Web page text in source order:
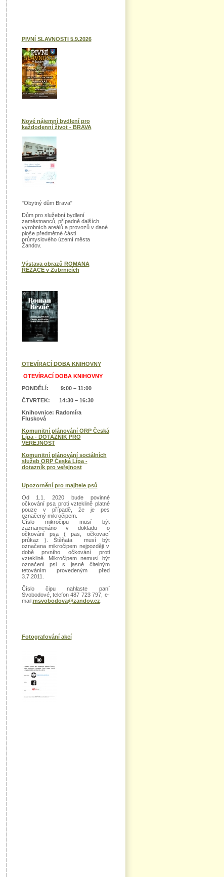
PIVNÍ SLAVNOSTI 5.9.2026
Nové nájemní bydlení pro
každodenní život - BRAVA
"Obytný dům Brava"
Dům pro služební bydlení
zaměstnanců, případně dalších
výrobních areálů a provozů v dané
ploše předmětné části
průmyslového území města
Žandov.
Výstava obrazů ROMANA
ŘEZÁČE v Zubrnicích
OTEVÍRACÍ DOBA KNIHOVNY
OTEVÍRACÍ DOBA KNIHOVNY
PONDĚLÍ: 9:00 – 11:00
ČTVRTEK: 14:30 – 16:30
Knihovnice: Radomíra
Flusková
Komunitní plánování ORP Česká
Lípa - DOTAZNÍK PRO
VEŘEJNOST
Komunitní plánování sociálních
služeb ORP Česká Lípa -
dotazník pro veřejnost
Upozornění pro majitele psů
Od 1.1. 2020 bude povinné
očkování psa proti vzteklině platné
pouze v případě, že je pes
označený mikročipem.
Číslo mikročipu musí být
zaznamenáno v dokladu o
očkování psa ( pas, očkovací
průkaz ). Štěňata musí být
označena mikročipem nejpozději v
době prvního očkování proti
vzteklině. Mikročipem nemusí být
označeni psi s jasně čitelným
tetováním provedeným před
3.7.2011.
Číslo čipu nahlaste paní
Svobodové, telefon 487 723 797, e-
mail:msvobodova@zandov.cz
Fotografování akcí